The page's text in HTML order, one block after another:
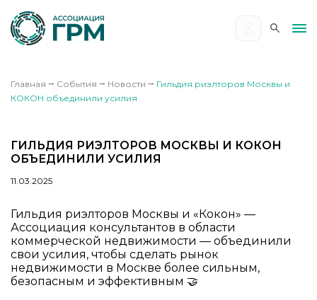
Главная ⭢ События ⭢ Новости ⭢ Гильдия риэлторов Москвы и
КОКОН объединили усилия
ГИЛЬДИЯ РИЭЛТОРОВ МОСКВЫ И КОКОН
ОБЪЕДИНИЛИ УСИЛИЯ
11.03.2025
Гильдия риэлторов Москвы и «Кокон» —
Ассоциация консультантов в области
коммерческой недвижимости — объединили
свои усилия, чтобы сделать рынок
недвижимости в Москве более сильным,
безопасным и эффективным 🤝